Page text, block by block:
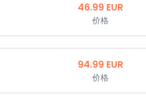
46.99 EUR
价格
94.99 EUR
价格